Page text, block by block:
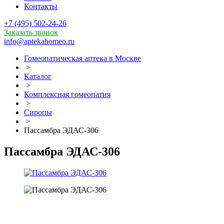
Контакты
+7 (495) 502-24-26
Заказать звонок
info@aptekahomeo.ru
Гомеопатическая аптека в Москве
>
Каталог
>
Комплексная гомеопатия
>
Сиропы
>
Пассамбра ЭДАС-306
Пассамбра ЭДАС-306